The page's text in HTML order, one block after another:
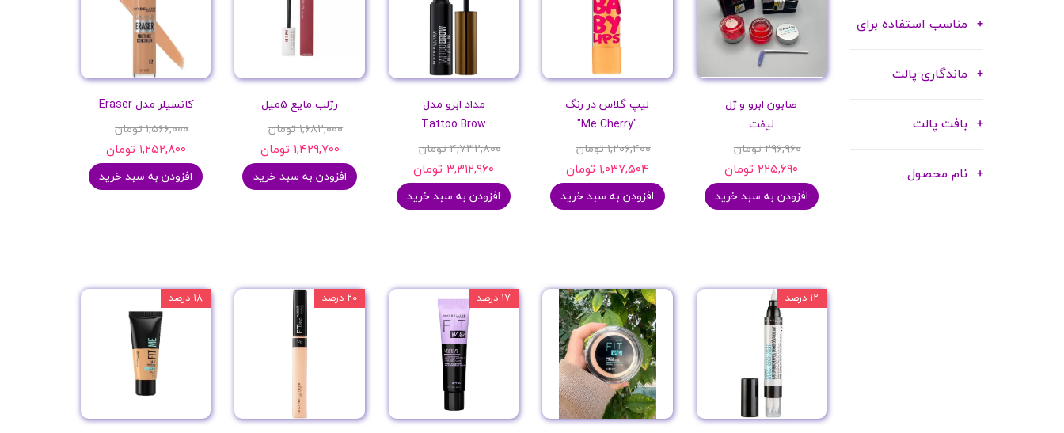
مناسب استفاده برای
ماندگاری پالت
بافت پالت
نام محصول
صابون ابرو و ژل
لیفت
۲۹۶,۹۶۰ تومان
۲۲۵,۶۹۰ تومان
افزودن به سبد خرید
لیپ گلاس در رنگ
"Me Cherry"
۱,۲۰۶,۴۰۰ تومان
۱,۰۳۷,۵۰۴ تومان
افزودن به سبد خرید
مداد ابرو مدل
Tattoo Brow
۴,۷۳۲,۸۰۰ تومان
۳,۳۱۲,۹۶۰ تومان
افزودن به سبد خرید
رژلب مایع 5میل
۱,۶۸۲,۰۰۰ تومان
۱,۴۲۹,۷۰۰ تومان
افزودن به سبد خرید
کانسیلر مدل Eraser
۱,۵۶۶,۰۰۰ تومان
۱,۲۵۲,۸۰۰ تومان
افزودن به سبد خرید
۱۲ درصد ۱۷ درصد ۲۰ درصد ۱۸ درصد